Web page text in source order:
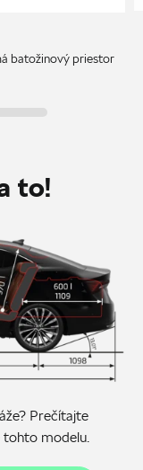
batožinový priestor
to!
Prečítajte
modelu.